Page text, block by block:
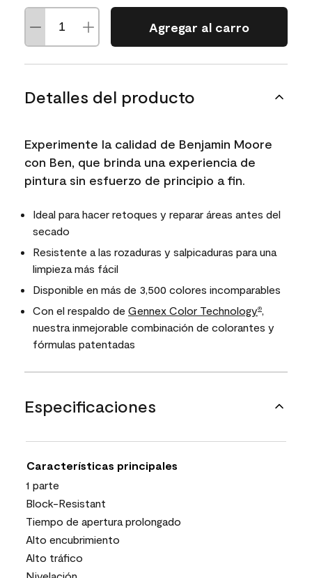
Agregar al carro
Detalles del producto
Experimente la calidad de Benjamin Moore
con Ben, que brinda una experiencia de
pintura sin esfuerzo de principio a fin.
Ideal para hacer retoques y reparar áreas antes del
secado
Resistente a las rozaduras y salpicaduras para una
limpieza más fácil
Disponible en más de 3,500 colores incomparables
Con el respaldo de Gennex Color Technology®,
nuestra inmejorable combinación de colorantes y
fórmulas patentadas
Especificaciones
Características principales
1 parte
Block-Resistant
Tiempo de apertura prolongado
Alto encubrimiento
Alto tráfico